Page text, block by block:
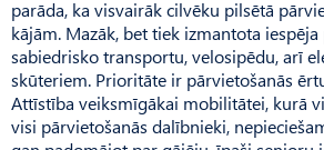
parāda, ka visvairāk cilvēku pilsētā
kājām. Mazāk, bet tiek izmantota
sabiedrisko transportu, velosipēdu, arī
skūteriem. Prioritāte ir pārvietošanās
Attīstība veiksmīgākai mobilitātei, kurā
visi pārvietošanās dalībnieki,